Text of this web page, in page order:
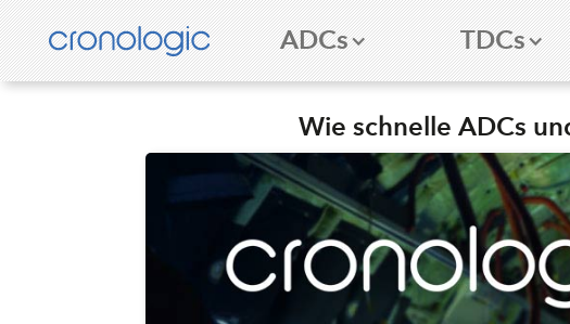
ADCs TDCs
Wie schnelle ADCs